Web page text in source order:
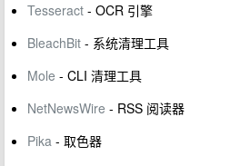
Tesseract - OCR 引擎
BleachBit - 系统清理工具
Mole - CLI 清理工具
NetNewsWire - RSS 阅读器
Pika - 取色器